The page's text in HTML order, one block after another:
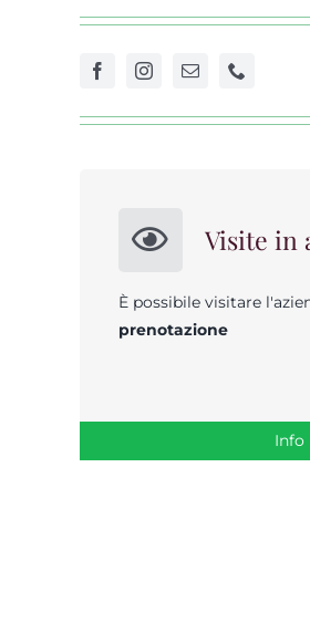
Visite in
È possibile visitare
prenotazione
Info